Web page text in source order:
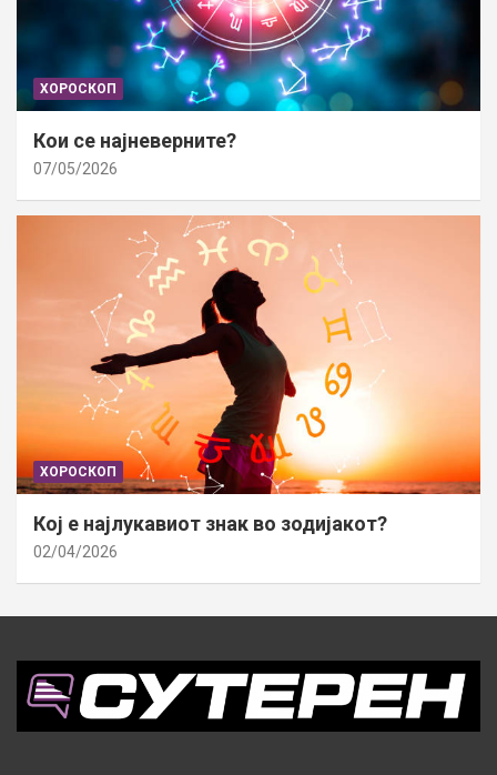
ХОРОСКОП
Кои се најневерните?
07/05/2026
ХОРОСКОП
Кој е најлукавиот знак во зодијакот?
02/04/2026